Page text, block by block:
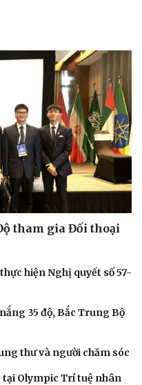
Nghệ sĩ
Thời trang
tham gia Đối thoại
hiện Nghị quyết số 57-
35 độ, Bắc Trung Bộ
thư và người chăm sóc
Olympic Trí tuệ nhân